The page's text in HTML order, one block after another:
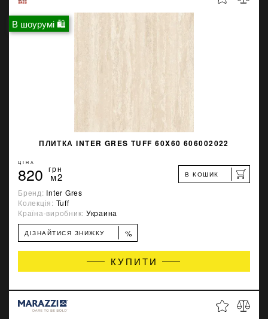
В шоурумі 🛍
ПЛИТКА INTER GRES TUFF 60X60 606002022
ЦІНА
820 грн
м2 В КОШИК
Бренд: Inter Gres
Колекція: Tuff
Країна-виробник: Украина
ДІЗНАЙТИСЯ ЗНИЖКУ %
КУПИТИ